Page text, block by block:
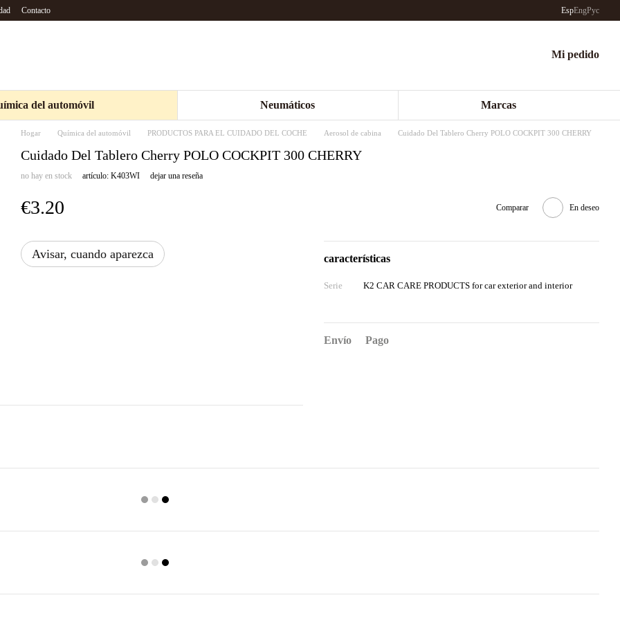
Contacto EspEngРус
Mi pedido
del automóvil Neumáticos Marcas
Hogar Química del automóvil PRODUCTOS PARA EL CUIDADO DEL COCHE Aerosol de cabina Cuidado Del Tablero Cherry POLO COCKPIT 300 CHERRY
Cuidado Del Tablero Cherry POLO COCKPIT 300 CHERRY
no hay en stock artículo: K403WI dejar una reseña
€3.20 Comparar En deseo
Avisar, cuando aparezca características
Serie K2 CAR CARE PRODUCTS for car exterior and interior
Envío Pago